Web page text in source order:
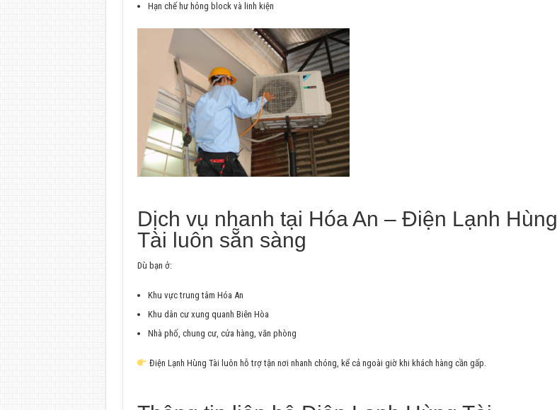
Hạn chế hư hỏng block và linh kiện
Dịch vụ nhanh tại Hóa An – Điện Lạnh Hùng
Tài luôn sẵn sàng
Dù bạn ở:
Khu vực trung tâm Hóa An
Khu dân cư xung quanh Biên Hòa
Nhà phố, chung cư, cửa hàng, văn phòng
Điện Lạnh Hùng Tài luôn hỗ trợ tận nơi nhanh chóng, kể cả ngoài giờ khi khách hàng cần gấp.